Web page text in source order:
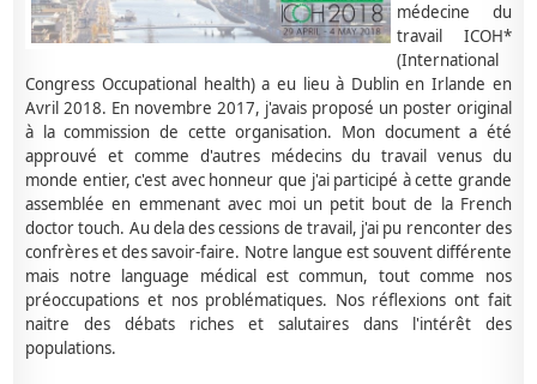
médecine du
travail ICOH*
(International
Congress Occupational health) a eu lieu à Dublin en Irlande en
Avril 2018. En novembre 2017, j'avais proposé un poster original
à la commission de cette organisation. Mon document a été
approuvé et comme d'autres médecins du travail venus du
monde entier, c'est avec honneur que j'ai participé à cette grande
assemblée en emmenant avec moi un petit bout de la French
doctor touch. Au dela des cessions de travail, j'ai pu renconter des
confrères et des savoir-faire. Notre langue est souvent différente
mais notre language médical est commun, tout comme nos
préoccupations et nos problématiques. Nos réflexions ont fait
naitre des débats riches et salutaires dans l'intérêt des
populations.